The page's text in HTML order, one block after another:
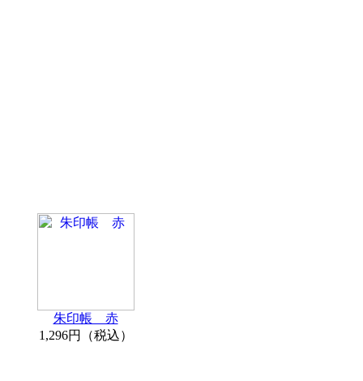
朱印帳 赤
1,296円（税込）